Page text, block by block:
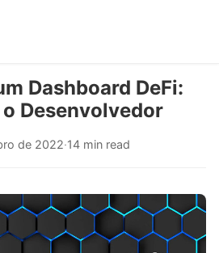
Dashboard DeFi:
Desenvolvedor
de 2022·14 min read